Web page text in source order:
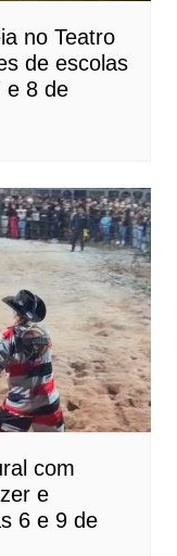
no Teatro
de escolas
e 8 de
com
e
6 e 9 de